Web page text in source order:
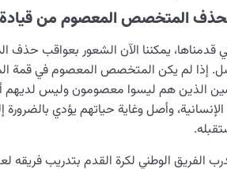
المتخصص المعصوم من
قدمناها، يمكننا الآن الشعور بعواقب
إذا لم يكن المتخصص المعصوم في قمة
الذين هم ليسوا معصومون وليس لديهم
وأصل وغاية حياتهم يؤدي
الفريق الوطني لكرة القدم بتدريب فريقه